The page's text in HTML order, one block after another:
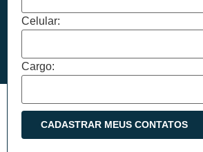
Celular:
Cargo: